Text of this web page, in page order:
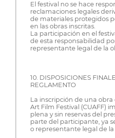
El festival no se hace
reclamaciones legales
de materiales protegidos
en las obras inscritas.
La participación en el
de esta responsabilidad
representante legal de la
10. DISPOSICIONES
REGLAMENTO
La inscripción de una
Art Film Festival (CUAFF)
plena y sin reservas del
parte del participante, ya
o representante legal de la